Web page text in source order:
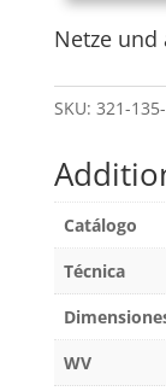
Netze und
SKU: 321-
Catálogo
Técnica
WV